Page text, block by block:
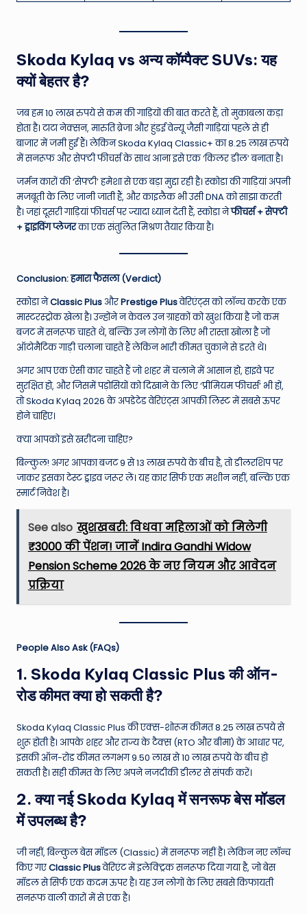
Skoda Kylaq vs अन्य कॉम्पैक्ट SUVs: यह
क्यों बेहतर है?
जब हम 10 लाख रुपये से कम की गाड़ियों की बात करते हैं, तो मुकाबला कड़ा
होता है। टाटा नेक्सन, मारुति ब्रेजा और हुंडई वेन्यू जैसी गाड़ियां पहले से ही
बाजार में जमी हुई हैं। लेकिन Skoda Kylaq Classic+ का 8.25 लाख रुपये
में सनरूफ और सेफ्टी फीचर्स के साथ आना इसे एक ‘किलर डील’ बनाता है।
जर्मन कारों की ‘सेफ्टी’ हमेशा से एक बड़ा मुद्दा रही है। स्कोडा की गाड़ियां अपनी
मजबूती के लिए जानी जाती हैं, और काइलैक भी उसी DNA को साझा करती
है। जहां दूसरी गाड़ियां फीचर्स पर ज्यादा ध्यान देती हैं, स्कोडा नेफीचर्स + सेफ्टी
+ ड्राइविंग प्लेजरका एक संतुलित मिश्रण तैयार किया है।
Conclusion: हमारा फैसला (Verdict)
स्कोडा नेClassic Plus औरPrestige Plusवेरिएंट्स को लॉन्च करके एक
मास्टरस्ट्रोक खेला है। उन्होंने न केवल उन ग्राहकों को खुश किया है जो कम
बजट में सनरूफ चाहते थे, बल्कि उन लोगों के लिए भी रास्ता खोला है जो
ऑटोमैटिक गाड़ी चलाना चाहते हैं लेकिन भारी कीमत चुकाने से डरते थे।
अगर आप एक ऐसी कार चाहते हैं जो शहर में चलाने में आसान हो, हाइवे पर
सुरक्षित हो, और जिसमें पड़ोसियों को दिखाने के लिए ‘प्रीमियम फीचर्स’ भी हों,
तो Skoda Kylaq 2026 के अपडेटेड वेरिएंट्स आपकी लिस्ट में सबसे ऊपर
होने चाहिए।
क्या आपको इसे खरीदना चाहिए?
बिल्कुल! अगर आपका बजट 9 से 13 लाख रुपये के बीच है, तो डीलरशिप पर
जाकर इसका टेस्ट ड्राइव जरूर लें। यह कार सिर्फ एक मशीन नहीं, बल्कि एक
स्मार्ट निवेश है।
See also खुशखबरी: विधवा महिलाओं को मिलेगी
₹3000 की पेंशन! जानें Indira Gandhi Widow
Pension Scheme 2026 के नए नियम और आवेदन
प्रक्रिया
People Also Ask (FAQs)
1. Skoda Kylaq Classic Plus की ऑन-
रोड कीमत क्या हो सकती है?
Skoda Kylaq Classic Plus की एक्स-शोरूम कीमत 8.25 लाख रुपये से
शुरू होती है। आपके शहर और राज्य के टैक्स (RTO और बीमा) के आधार पर,
इसकी ऑन-रोड कीमत लगभग 9.50 लाख से 10 लाख रुपये के बीच हो
सकती है। सही कीमत के लिए अपने नजदीकी डीलर से संपर्क करें।
2. क्या नई Skoda Kylaq में सनरूफ बेस मॉडल
में उपलब्ध है?
जी नहीं, बिल्कुल बेस मॉडल (Classic) में सनरूफ नहीं है। लेकिन नए लॉन्च
किए गएClassic Plusवेरिएंट में इलेक्ट्रिक सनरूफ दिया गया है, जो बेस
मॉडल से सिर्फ एक कदम ऊपर है। यह उन लोगों के लिए सबसे किफायती
सनरूफ वाली कारों में से एक है।